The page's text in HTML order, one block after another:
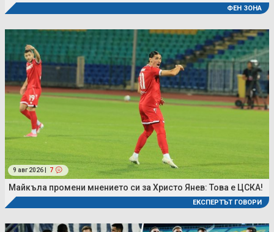
ФЕН ЗОНА
9 авг 2026 | 7
Майкъла промени мнението си за Христо Янев: Това е ЦСКА!
ЕКСПЕРТЪТ ГОВОРИ